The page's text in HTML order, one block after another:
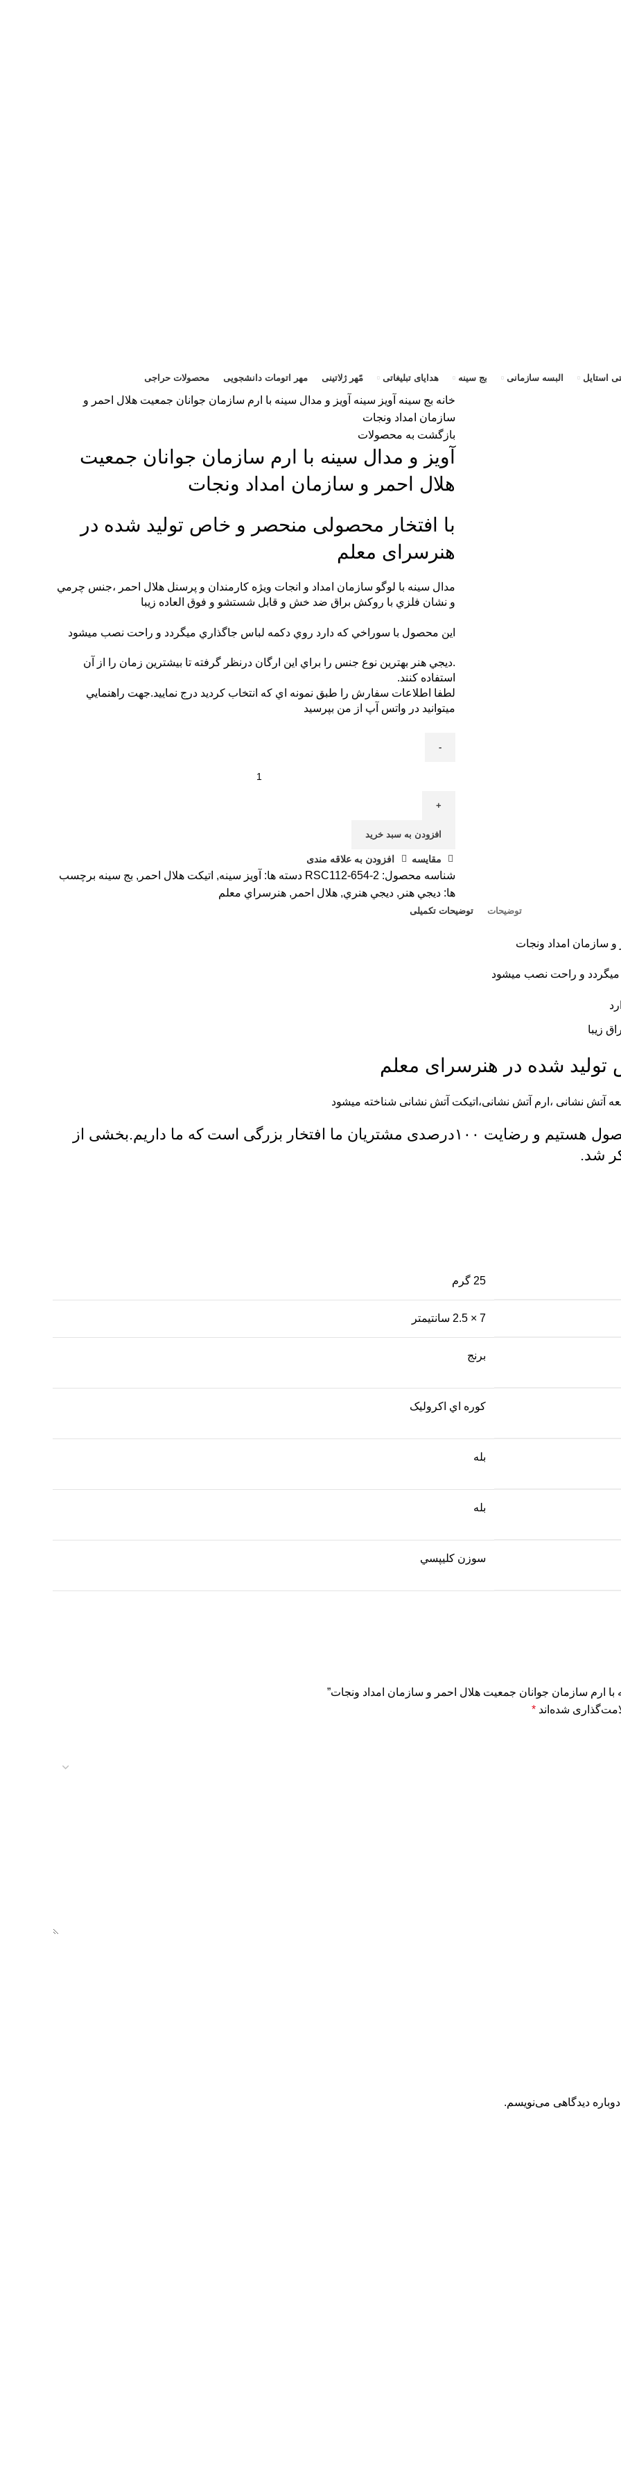
استایل البسه سازمانی بج سینه هدایای تبلیغاتی مًهر ژلاتینی مهر اتومات دانشجویی محصولات حراجی
خانه بج سینه آویز سینه آویز و مدال سینه با ارم سازمان جوانان جمعیت هلال احمر و
سازمان امداد ونجات
بازگشت به محصولات
آویز و مدال سینه با ارم سازمان جوانان جمعیت
هلال احمر و سازمان امداد ونجات
با افتخار محصولی منحصر و خاص تولید شده در
هنرسرای معلم
مدال سينه با لوگو سازمان امداد و انجات ويژه کارمندان و پرسنل هلال احمر ،جنس چرمي
و نشان فلزي با روکش براق ضد خش و قابل شستشو و فوق العاده زيبا
اين محصول با سوراخي که دارد روي دکمه لباس جاگذاري ميگردد و راحت نصب ميشود
.ديجي هنر بهترين نوع جنس را براي اين ارگان درنظر گرفته تا بيشترين زمان را از آن
استفاده کنند.
لطفا اطلاعات سفارش را طبق نمونه اي که انتخاب کرديد درج نماييد.جهت راهنمايي
ميتوانيد در واتس آپ از من بپرسيد
افزودن به سبد خرید
مقایسه افزودن به علاقه مندی
شناسه محصول: RSC112-654-2 دسته ها: آویز سینه, اتیکت هلال احمر , بج سینه برچسب
ها: ديجي هنر , ديجي هنري, هلال احمر , هنرسراي معلم
توضیحات توضیحات تکمیلی
و سازمان امداد ونجات
میگردد و راحت نصب میشود
زیبا
شده در هنرسرای معلم
آتش نشانی ،ارم آتش نشانی،اتیکت آتش نشانی شناخته میشود
0تا صد این محصول هستیم و رضایت ۱۰۰درصدی مشتریان ما افتخار بزرگی است که ما داریم.بخشی از
شد.
25 گرم
7 × 2.5 سانتیمتر
برنج
کوره اي اکروليک
بله
بله
سوزن کليپسي
ارم سازمان جوانان جمعیت هلال احمر و سازمان امداد ونجات”
شده‌اند *
دیدگاهی می‌نویسم.